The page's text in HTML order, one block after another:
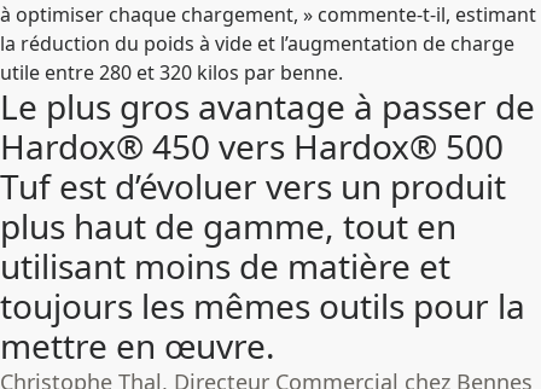
à optimiser chaque chargement, » commente-t-il, estimant
la réduction du poids à vide et l’augmentation de charge
utile entre 280 et 320 kilos par benne.
Le plus gros avantage à passer de
Hardox® 450 vers Hardox® 500
Tuf est d’évoluer vers un produit
plus haut de gamme, tout en
utilisant moins de matière et
toujours les mêmes outils pour la
mettre en œuvre.
Christophe Thal, Directeur Commercial chez Bennes